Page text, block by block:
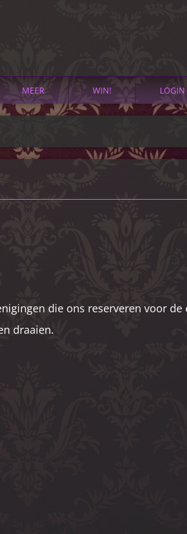
MEER WIN! LOGIN
die ons reserveren voor de
draaien.